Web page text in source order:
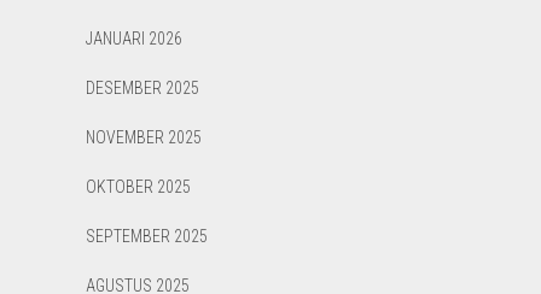
JANUARI 2026
DESEMBER 2025
NOVEMBER 2025
OKTOBER 2025
SEPTEMBER 2025
AGUSTUS 2025